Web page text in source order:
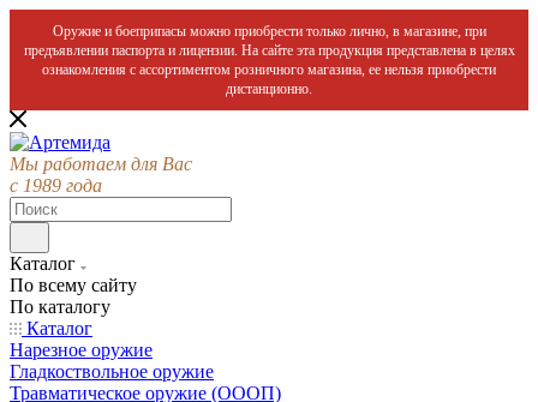
Оружие и боеприпасы можно приобрести только лично, в магазине, при
предъявлении паспорта и лицензии. На сайте эта продукция представлена в целях
ознакомления с ассортиментом розничного магазина, ее нельзя приобрести
дистанционно.
Мы работаем для Вас
с 1989 года
Каталог
По всему сайту
По каталогу
Каталог
Нарезное оружие
Гладкоствольное оружие
Травматическое оружие (ОООП)